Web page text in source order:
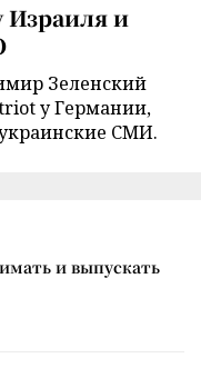
Израиля и
Зеленский
у Германии,
СМИ.
и выпускать